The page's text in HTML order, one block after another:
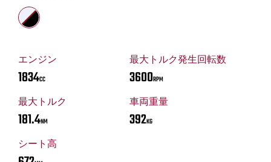
エンジン
1834CC
最大トルク発生回転数
3600RPM
最大トルク
181.4NM
車両重量
392KG
シート高